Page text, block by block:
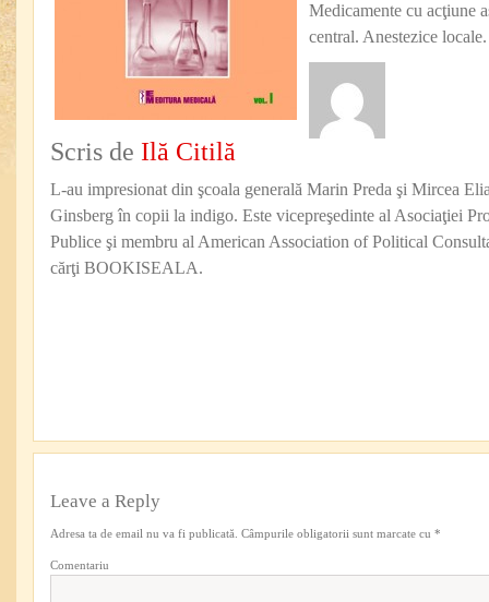
Medicamente cu acţiune
central. Anestezice locale.
Scris de Ilă Citilă
L-au impresionat din şcoala generală Marin Preda şi Mircea
Ginsberg în copii la indigo. Este vicepreşedinte al Asociaţiei
Publice şi membru al American Association of Political
cărţi BOOKISEALA.
Leave a Reply
Adresa ta de email nu va fi publicată. Câmpurile obligatorii sunt marcate cu *
Comentariu